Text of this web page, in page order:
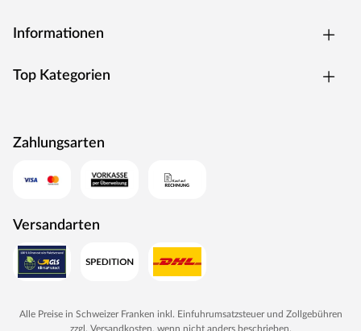
Informationen
Top Kategorien
Zahlungsarten
Versandarten
Alle Preise in Schweizer Franken inkl. Einfuhrumsatzsteuer und Zollgebühren
zzgl. Versandkosten, wenn nicht anders beschrieben.